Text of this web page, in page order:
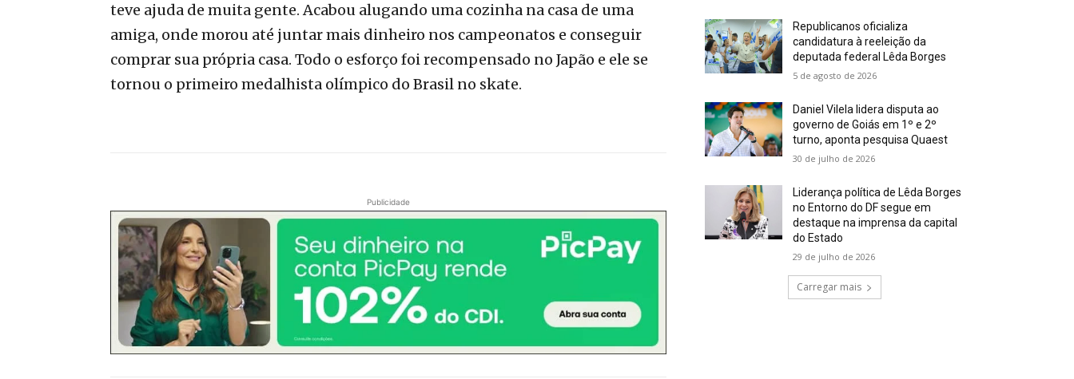
teve ajuda de muita gente. Acabou alugando uma cozinha na casa de uma
amiga, onde morou até juntar mais dinheiro nos campeonatos e conseguir
comprar sua própria casa. Todo o esforço foi recompensado no Japão e ele se
tornou o primeiro medalhista olímpico do Brasil no skate.
Publicidade
Republicanos oficializa
candidatura à reeleição da
deputada federal Lêda Borges
5 de agosto de 2026
Daniel Vilela lidera disputa ao
governo de Goiás em 1º e 2º
turno, aponta pesquisa Quaest
30 de julho de 2026
Liderança política de Lêda Borges
no Entorno do DF segue em
destaque na imprensa da capital
do Estado
29 de julho de 2026
Carregar mais